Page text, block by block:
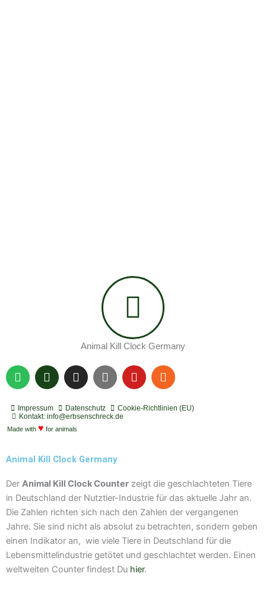
Animal Kill Clock Germany
S
p
t
i
f
P
o
c
a
s
I
n
t
a
g
a
m
Y
o
t
u
Y
o
t
R
s
Impressum Datenschutz
Cookie-Richtlinien (EU)
Kontakt: info@erbsenschreck.de
Made with ♥ for animals
Animal Kill Clock Germany
Der Animal Kill Clock Counter zeigt die geschlachteten Tiere
in Deutschland der Nutztier-Industrie für das aktuelle Jahr an.
Die Zahlen richten sich nach den Zahlen der vergangenen
Jahre. Sie sind nicht als absolut zu betrachten, sondern geben
einen Indikator an, wie viele Tiere in Deutschland für die
Lebensmittelindustrie getötet und geschlachtet werden. Einen
weltweiten Counter findest Du hier.